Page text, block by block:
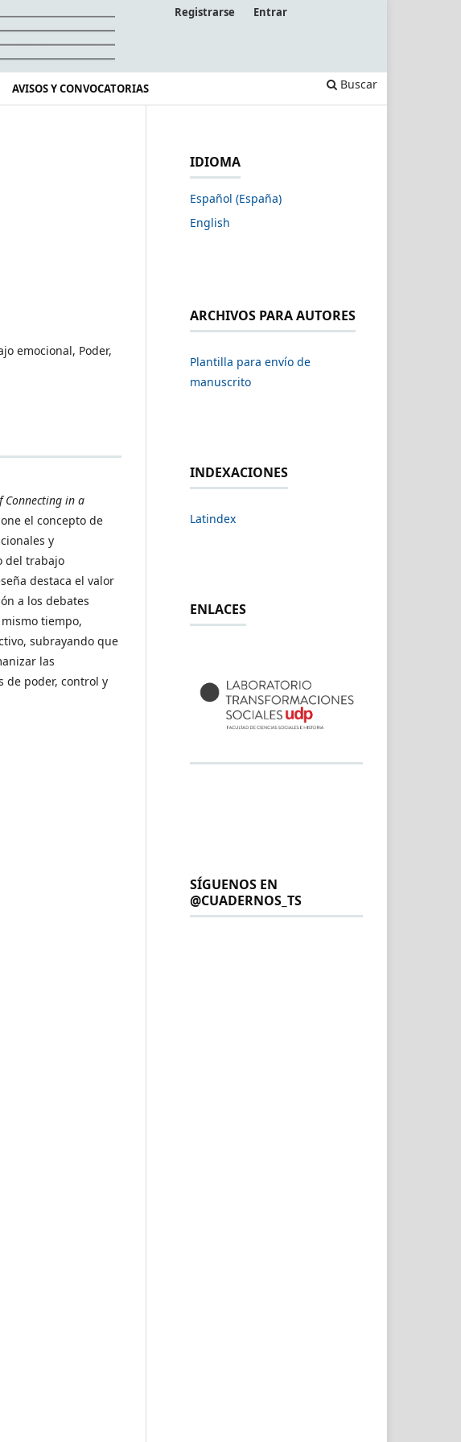
AVISOS Y CONVOCATORIAS Buscar
Registrarse Entrar
emocional, Poder,
Connecting in a
el concepto de
y
del trabajo
destaca el valor
a los debates
tiempo,
subrayando que
las
de poder, control y
IDIOMA
Español (España)
English
ARCHIVOS PARA AUTORES
Plantilla para envío de
manuscrito
INDEXACIONES
Latindex
ENLACES
SÍGUENOS EN
@CUADERNOS_TS